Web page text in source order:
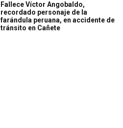
Fallece Víctor Angobaldo,
recordado personaje de la
farándula peruana, en accidente de
tránsito en Cañete